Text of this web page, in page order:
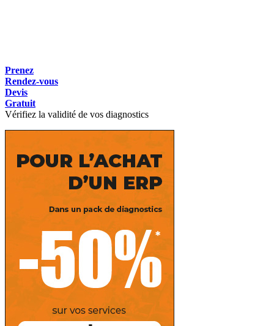
Prenez
Rendez-vous
Devis
Gratuit
Vérifiez la validité de vos diagnostics